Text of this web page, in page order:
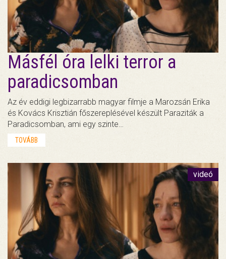
Másfél óra lelki terror a
paradicsomban
Az év eddigi legbizarrabb magyar filmje a Marozsán Erika
és Kovács Krisztián főszereplésével készült Paraziták a
Paradicsomban, ami egy szinte…
TOVÁBB
videó